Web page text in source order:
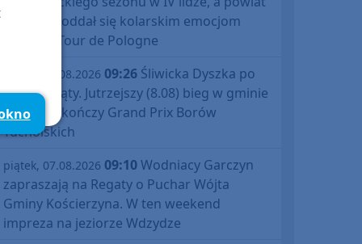
bytowski oddał się kolarskim emocjom
podczas Tour de Pologne
piątek, 07.08.2026 09:26 Śliwicka Dyszka po
raz dziesiąty. Jutrzejszy (8.08) bieg w gminie
Śliwice zakończy Grand Prix Borów
Tucholskich
piątek, 07.08.2026 09:10Wodniacy Garczyn
zapraszają na Regaty o Puchar Wójta
Gminy Kościerzyna. W ten weekend
impreza na jeziorze Wdzydze